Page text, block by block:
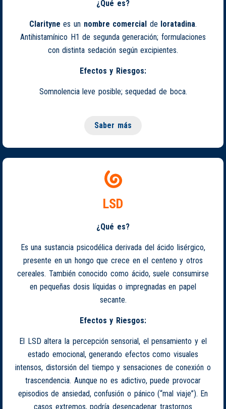
¿Qué es?
Clarityne es un nombre comercial de loratadina.
Antihistamínico H1 de segunda generación; formulaciones
con distinta sedación según excipientes.
Efectos y Riesgos:
Somnolencia leve posible; sequedad de boca.
Saber más
LSD
¿Qué es?
Es una sustancia psicodélica derivada del ácido lisérgico,
presente en un hongo que crece en el centeno y otros
cereales. También conocido como ácido, suele consumirse
en pequeñas dosis líquidas o impregnadas en papel
secante.
Efectos y Riesgos:
El LSD altera la percepción sensorial, el pensamiento y el
estado emocional, generando efectos como visuales
intensos, distorsión del tiempo y sensaciones de conexión o
trascendencia. Aunque no es adictivo, puede provocar
episodios de ansiedad, confusión o pánico (“mal viaje”). En
casos extremos, podría desencadenar trastornos